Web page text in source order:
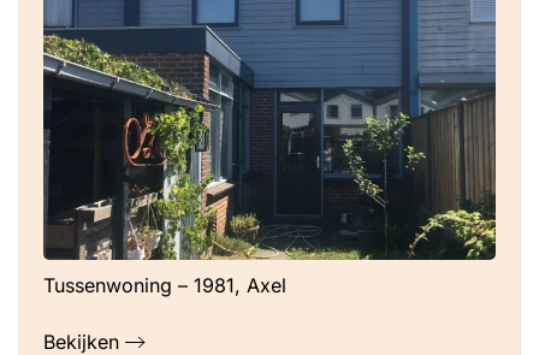
Tussenwoning – 1981, Axel
Bekijken